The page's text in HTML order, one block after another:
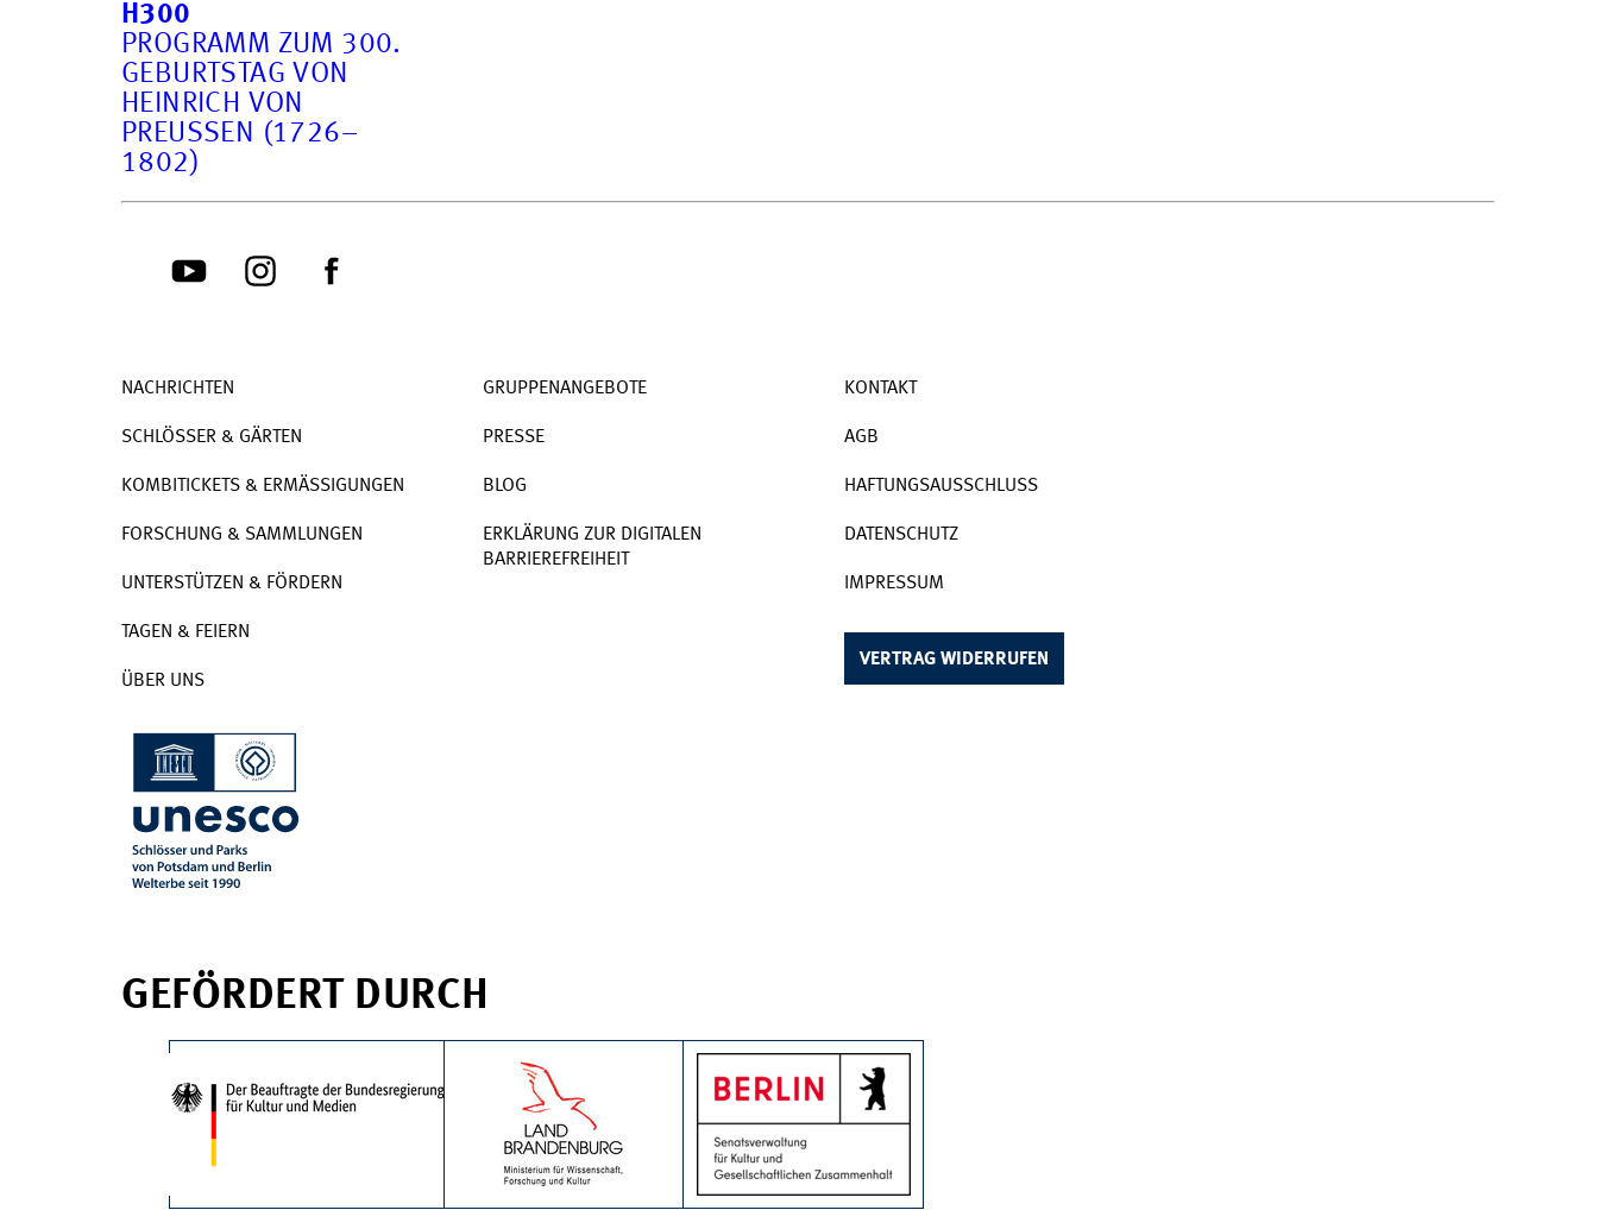
H300
PROGRAMM ZUM 300.
GEBURTSTAG VON
HEINRICH VON
PREUSSEN (1726–1
802)
NACHRICHTEN
SCHLÖSSER & GÄRTEN
KOMBITICKETS & ERMÄSSIGUNGEN
FORSCHUNG & SAMMLUNGEN
UNTERSTÜTZEN & FÖRDERN
TAGEN & FEIERN
ÜBER UNS
GRUPPENANGEBOTE
PRESSE
BLOG
ERKLÄRUNG ZUR DIGITALEN
BARRIEREFREIHEIT
KONTAKT
AGB
HAFTUNGSAUSSCHLUSS
DATENSCHUTZ
IMPRESSUM
VERTRAG WIDERRUFEN
GEFÖRDERT DURCH